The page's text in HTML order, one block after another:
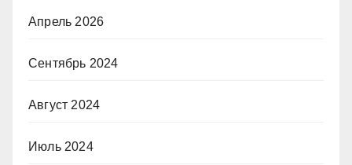
Апрель 2026
Сентябрь 2024
Август 2024
Июль 2024